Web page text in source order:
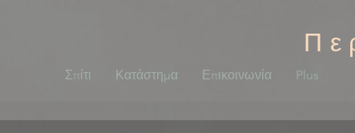
Σπίτι Κατάστημα Επικοινωνία Plus